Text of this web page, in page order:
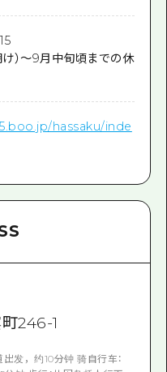
け）～9月中旬頃までの休
hassaku/inde
246-1
出发，约10分钟 骑自行车：